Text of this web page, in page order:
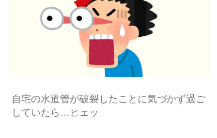
自宅の水道管が破裂したことに気づかず過ご
していたら…ヒェッ